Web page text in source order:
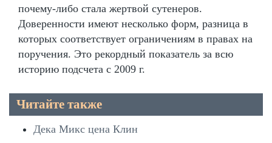
почему-либо стала жертвой сутенеров.
Доверенности имеют несколько форм, разница в
которых соответствует ограничениям в правах на
поручения. Это рекордный показатель за всю
историю подсчета с 2009 г.
Читайте также
Дека Микс цена Клин